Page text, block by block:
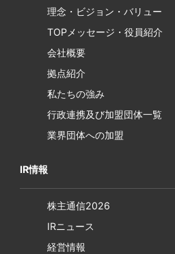
理念・ビジョン・バリュー
TOPメッセージ・役員紹介
会社概要
拠点紹介
私たちの強み
行政連携及び加盟団体一覧
業界団体への加盟
IR情報
株主通信2026
IRニュース
経営情報